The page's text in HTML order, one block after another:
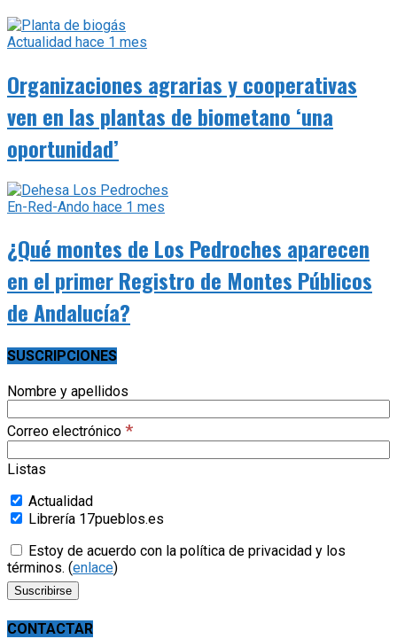
Actualidad hace 1 mes
Organizaciones agrarias y cooperativas
ven en las plantas de biometano ‘una
oportunidad’
En-Red-Ando hace 1 mes
¿Qué montes de Los Pedroches aparecen
en el primer Registro de Montes Públicos
de Andalucía?
SUSCRIPCIONES
Nombre y apellidos
Correo electrónico *
Listas
Actualidad
Librería 17pueblos.es
Estoy de acuerdo con la política de privacidad y los
términos. (enlace)
CONTACTAR